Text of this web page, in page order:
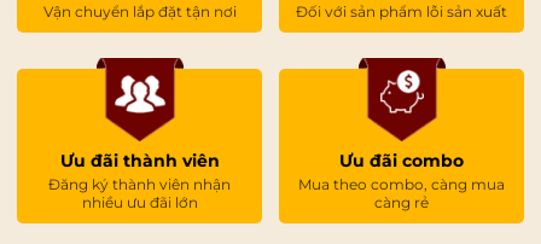
Vận chuyển lắp đặt tận nơi Đối với sản phẩm lỗi sản xuất
Ưu đãi thành viên
Đăng ký thành viên nhận
nhiều ưu đãi lớn
Ưu đãi combo
Mua theo combo, càng mua
càng rẻ